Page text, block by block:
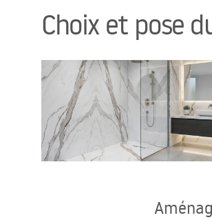
Portes de douche
Receveurs de douche
Caniveaux de douche
Cuvettes WC, bidets
Choix et pose